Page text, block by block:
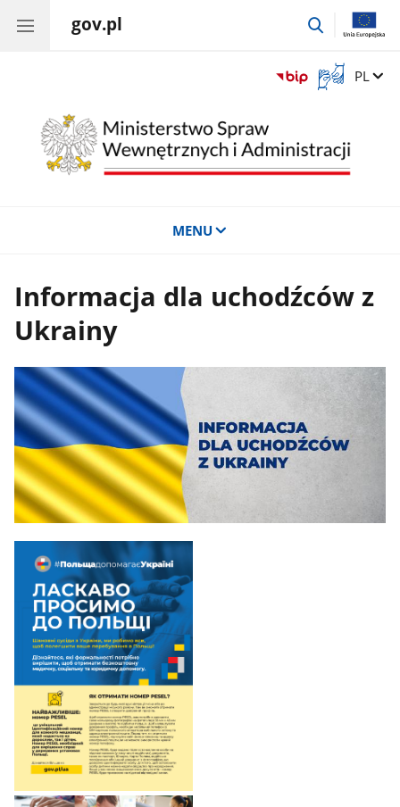
gov.pl
przejdź
Otwórz
okno
języka
migowego
Zmień
PL
MENU
Informacja dla uchodźców z
Ukrainy